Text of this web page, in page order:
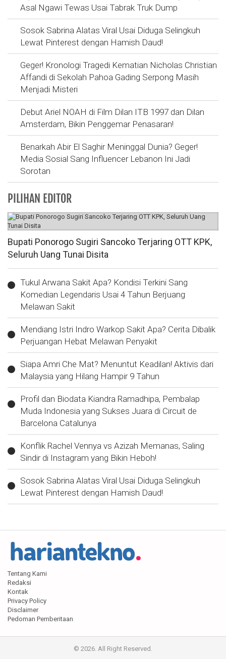
Asal Ngawi Tewas Usai Tabrak Truk Dump
Sosok Sabrina Alatas Viral Usai Diduga Selingkuh
Lewat Pinterest dengan Hamish Daud!
Geger! Kronologi Tragedi Kematian Nicholas Christian
Affandi di Sekolah Pahoa Gading Serpong Masih
Menjadi Misteri
Debut Ariel NOAH di Film Dilan ITB 1997 dan Dilan
Amsterdam, Bikin Penggemar Penasaran!
Benarkah Abir El Saghir Meninggal Dunia? Geger!
Media Sosial Sang Influencer Lebanon Ini Jadi
Sorotan
PILIHAN EDITOR
Bupati Ponorogo Sugiri Sancoko Terjaring OTT KPK,
Seluruh Uang Tunai Disita
Tukul Arwana Sakit Apa? Kondisi Terkini Sang
Komedian Legendaris Usai 4 Tahun Berjuang
Melawan Sakit
Mendiang Istri Indro Warkop Sakit Apa? Cerita Dibalik
Perjuangan Hebat Melawan Penyakit
Siapa Amri Che Mat? Menuntut Keadilan! Aktivis dari
Malaysia yang Hilang Hampir 9 Tahun
Profil dan Biodata Kiandra Ramadhipa, Pembalap
Muda Indonesia yang Sukses Juara di Circuit de
Barcelona Catalunya
Konflik Rachel Vennya vs Azizah Memanas, Saling
Sindir di Instagram yang Bikin Heboh!
Sosok Sabrina Alatas Viral Usai Diduga Selingkuh
Lewat Pinterest dengan Hamish Daud!
Tentang Kami
Redaksi
Kontak
Privacy Policy
Disclaimer
Pedoman Pemberitaan
© 2026. All Right Reserved.